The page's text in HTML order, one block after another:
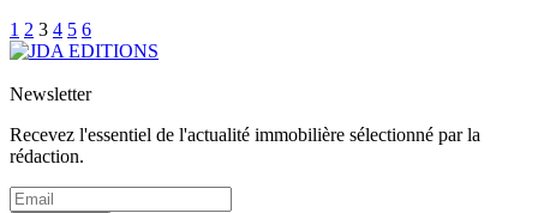
1 2 3 4 5 6
Newsletter
Recevez l'essentiel de l'actualité immobilière sélectionné par la
rédaction.